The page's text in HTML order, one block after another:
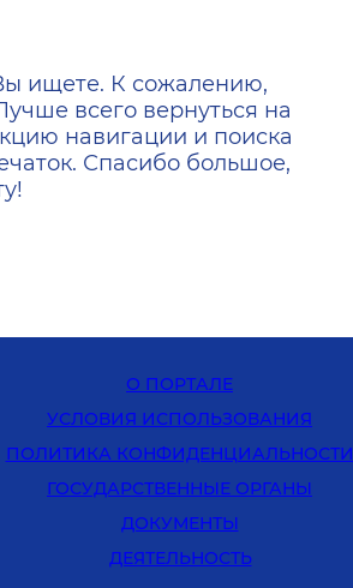
ищете. К сожалению,
всего вернуться на
навигации и поиска
Спасибо большое,
О ПОРТАЛЕ
УСЛОВИЯ ИСПОЛЬЗОВАНИЯ
ПОЛИТИКА КОНФИДЕНЦИАЛЬНОСТИ
ГОСУДАРСТВЕННЫЕ ОРГАНЫ
ДОКУМЕНТЫ
ДЕЯТЕЛЬНОСТЬ